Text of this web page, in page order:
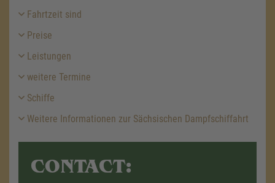
Fahrtzeit sind
Preise
Leistungen
weitere Termine
Schiffe
Weitere Informationen zur Sächsischen Dampfschiffahrt
CONTACT: